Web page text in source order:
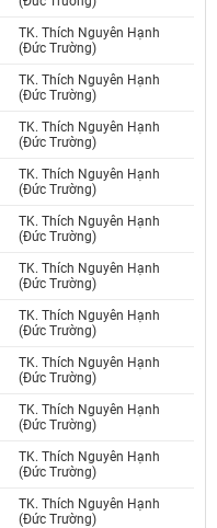
TK. Thích Nguyên Hạnh
(Đức Trường)
TK. Thích Nguyên Hạnh
(Đức Trường)
TK. Thích Nguyên Hạnh
(Đức Trường)
TK. Thích Nguyên Hạnh
(Đức Trường)
TK. Thích Nguyên Hạnh
(Đức Trường)
TK. Thích Nguyên Hạnh
(Đức Trường)
TK. Thích Nguyên Hạnh
(Đức Trường)
TK. Thích Nguyên Hạnh
(Đức Trường)
TK. Thích Nguyên Hạnh
(Đức Trường)
TK. Thích Nguyên Hạnh
(Đức Trường)
TK. Thích Nguyên Hạnh
(Đức Trường)